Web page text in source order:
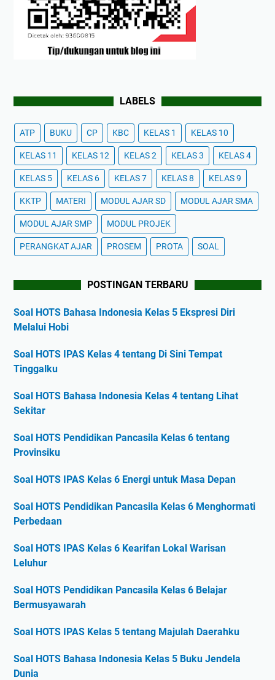
LABELS
ATP BUKU CP KBC KELAS 1 KELAS 10
KELAS 11 KELAS 12 KELAS 2 KELAS 3 KELAS 4
KELAS 5 KELAS 6 KELAS 7 KELAS 8 KELAS 9
KKTP MATERI MODUL AJAR SD MODUL AJAR SMA
MODUL AJAR SMP MODUL PROJEK
PERANGKAT AJAR PROSEM PROTA SOAL
POSTINGAN TERBARU
Soal HOTS Bahasa Indonesia Kelas 5 Ekspresi Diri
Melalui Hobi
Soal HOTS IPAS Kelas 4 tentang Di Sini Tempat
Tinggalku
Soal HOTS Bahasa Indonesia Kelas 4 tentang Lihat
Sekitar
Soal HOTS Pendidikan Pancasila Kelas 6 tentang
Provinsiku
Soal HOTS IPAS Kelas 6 Energi untuk Masa Depan
Soal HOTS Pendidikan Pancasila Kelas 6 Menghormati
Perbedaan
Soal HOTS IPAS Kelas 6 Kearifan Lokal Warisan
Leluhur
Soal HOTS Pendidikan Pancasila Kelas 6 Belajar
Bermusyawarah
Soal HOTS IPAS Kelas 5 tentang Majulah Daerahku
Soal HOTS Bahasa Indonesia Kelas 5 Buku Jendela
Dunia